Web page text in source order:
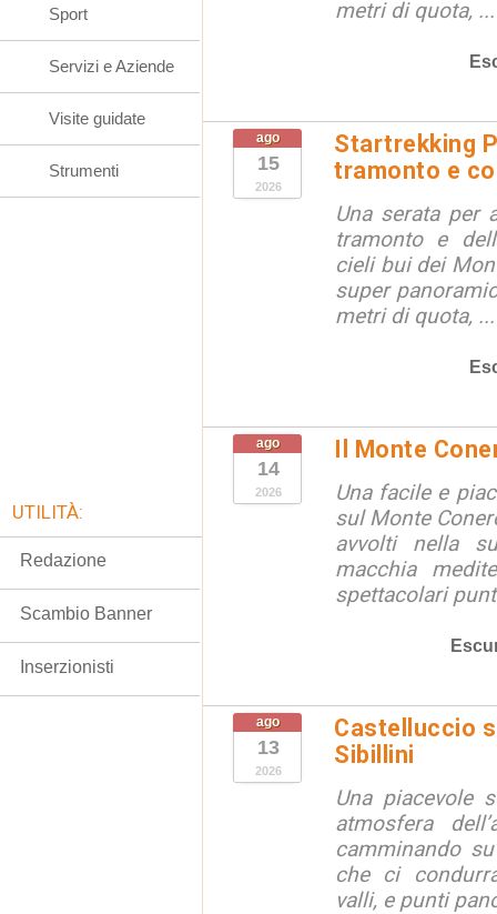
metri di quota, ...
ago
15
2026
Startrekking
tramonto e
Una serata per
tramonto e
cieli bui dei
super
metri di quota, ...
ago
14
2026
Il Monte
Una facile e
sul Monte
avvolti nella
macchia
spettacolari
ago
13
2026
Castelluccio
Sibillini
Una piacevole
atmosfera
camminando
che ci
valli, e punti
Sport
Servizi e Aziende
Visite guidate
Strumenti
UTILITÀ:
Redazione
Scambio Banner
Inserzionisti